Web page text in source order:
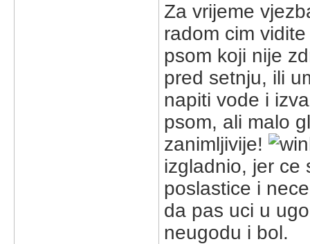
Za vrijeme
radom cim
psom koji nije
pred setnju, ili
napiti vode i
psom, ali malo
zanimljivije!
izgladnio, jer ce
poslastice i
da pas uci u
neugodu i bol.